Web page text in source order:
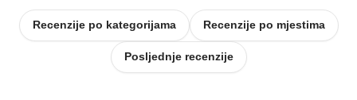
Recenzije po kategorijama Recenzije po mjestima
Posljednje recenzije